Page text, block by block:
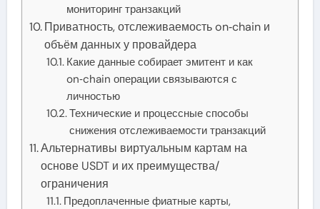
мониторинг транзакций
Приватность, отслеживаемость on‑chain и
объём данных у провайдера
Какие данные собирает эмитент и как
on‑chain операции связываются с
личностью
Технические и процессные способы
снижения отслеживаемости транзакций
Альтернативы виртуальным картам на
основе USDT и их преимущества/
ограничения
Предоплаченные фиатные карты,